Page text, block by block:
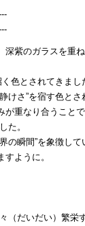
紫のガラスを重
色とされてきまし
さ”を宿す色とさ
重なり合うこと
た。
の瞬間”を象徴して
ように。
（だいだい）繁栄